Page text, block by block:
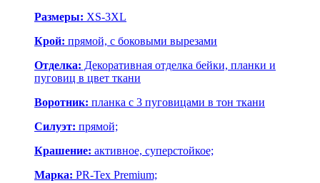
Размеры: XS-3XL
Крой: прямой, с боковыми вырезами
Отделка: Декоративная отделка бейки, планки и
пуговиц в цвет ткани
Воротник: планка с 3 пуговицами в тон ткани
Силуэт: прямой;
Крашение: активное, суперстойкое;
Марка: PR-Tex Premium;